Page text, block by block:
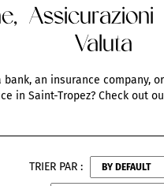
Valuta
bank, an insurance company,
in Saint-Tropez? Check out
TRIER PAR :